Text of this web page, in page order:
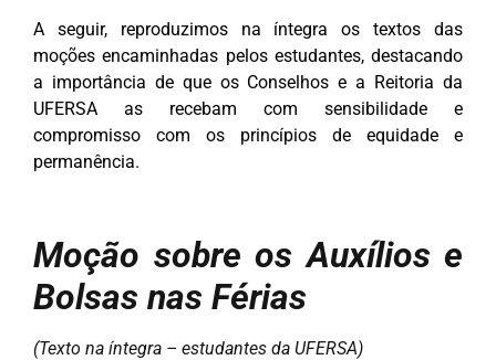
A seguir, reproduzimos na íntegra os textos das
moções encaminhadas pelos estudantes, destacando
a importância de que os Conselhos e a Reitoria da
UFERSA as recebam com sensibilidade e
compromisso com os princípios de equidade e
permanência.
Moção sobre os Auxílios e
Bolsas nas Férias
(Texto na íntegra – estudantes da UFERSA)